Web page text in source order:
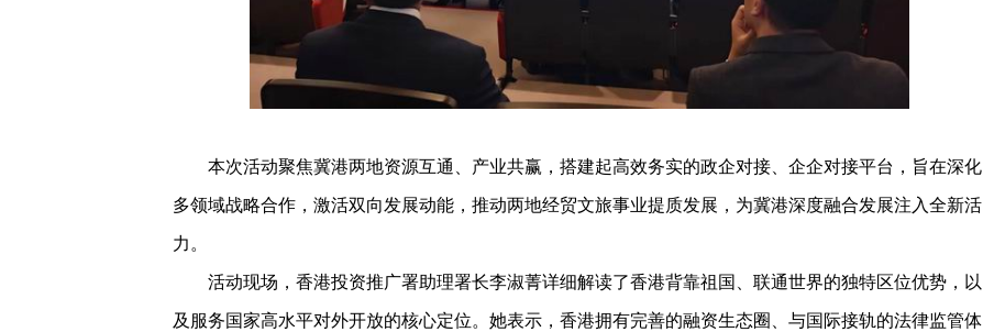
本次活动聚焦冀港两地资源互通、产业共赢，搭建起高效务实的政企对接、企企对接平台，旨在深化
多领域战略合作，激活双向发展动能，推动两地经贸文旅事业提质发展，为冀港深度融合发展注入全新活
力。
活动现场，香港投资推广署助理署长李淑菁详细解读了香港背靠祖国、联通世界的独特区位优势，以
及服务国家高水平对外开放的核心定位。她表示，香港拥有完善的融资生态圈、与国际接轨的法律监管体